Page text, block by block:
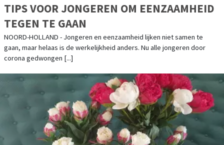
TIPS VOOR JONGEREN OM EENZAAMHEID
TEGEN TE GAAN
NOORD-HOLLAND - Jongeren en eenzaamheid lijken niet samen te
gaan, maar helaas is de werkelijkheid anders. Nu alle jongeren door
corona gedwongen [...]